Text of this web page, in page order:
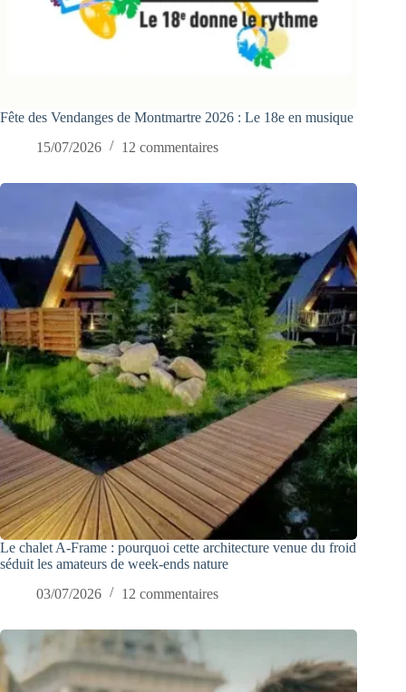
Fête des Vendanges de Montmartre 2026 : Le 18e en musique
15/07/2026
12 commentaires
Le chalet A-Frame : pourquoi cette architecture venue du froid
séduit les amateurs de week-ends nature
03/07/2026
12 commentaires